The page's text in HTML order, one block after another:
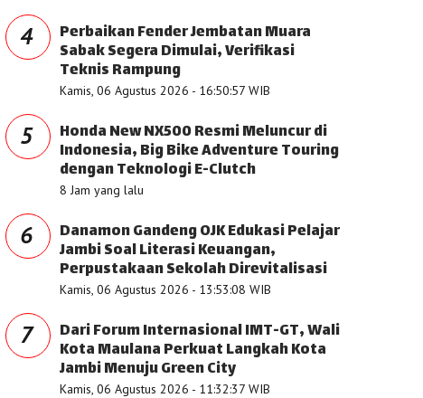
4 Perbaikan Fender Jembatan Muara
Sabak Segera Dimulai, Verifikasi
Teknis Rampung
Kamis, 06 Agustus 2026 - 16:50:57 WIB
5 Honda New NX500 Resmi Meluncur di
Indonesia, Big Bike Adventure Touring
dengan Teknologi E-Clutch
8 Jam yang lalu
6 Danamon Gandeng OJK Edukasi Pelajar
Jambi Soal Literasi Keuangan,
Perpustakaan Sekolah Direvitalisasi
Kamis, 06 Agustus 2026 - 13:53:08 WIB
7 Dari Forum Internasional IMT-GT, Wali
Kota Maulana Perkuat Langkah Kota
Jambi Menuju Green City
Kamis, 06 Agustus 2026 - 11:32:37 WIB